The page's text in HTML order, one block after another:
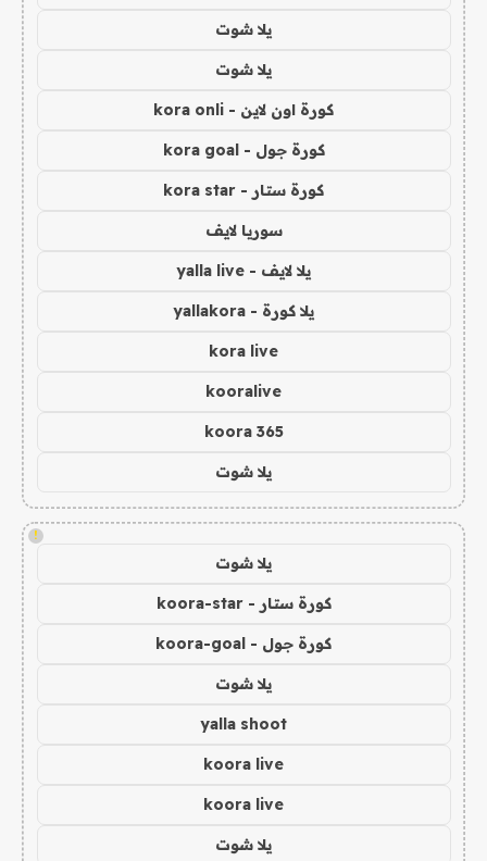
يلا شوت
يلا شوت
كورة اون لاين - kora onli
كورة جول - kora goal
كورة ستار - kora star
سوريا لايف
يلا لايف - yalla live
يلا كورة - yallakora
kora live
kooralive
koora 365
يلا شوت
!
يلا شوت
كورة ستار - koora-star
كورة جول - koora-goal
يلا شوت
yalla shoot
koora live
koora live
يلا شوت